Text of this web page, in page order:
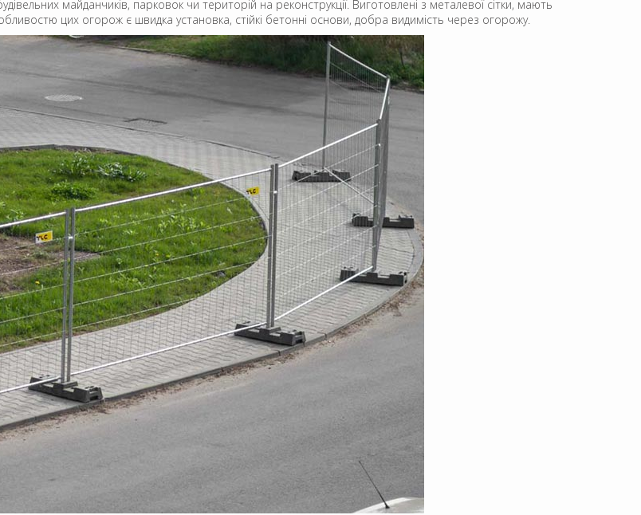
майданчиків, парковок чи територій на реконструкції. Виготовлені з металевої сітки, мають
цих огорож є швидка установка, стійкі бетонні основи, добра видимість через огорожу.